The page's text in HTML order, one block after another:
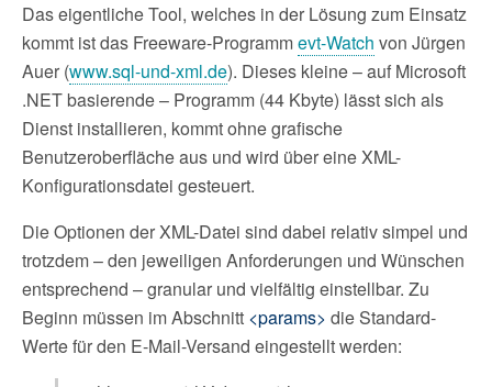
Das eigentliche Tool, welches in der Lösung zum Einsatz
kommt ist das Freeware-Programmevt-Watch von Jürgen
Auer (www.sql-und-xml.de). Dieses kleine – auf Microsoft
.NET basierende – Programm (44 Kbyte) lässt sich als
Dienst installieren, kommt ohne grafische
Benutzeroberfläche aus und wird über eine XML-
Konfigurationsdatei gesteuert.
Die Optionen der XML-Datei sind dabei relativ simpel und
trotzdem – den jeweiligen Anforderungen und Wünschen
entsprechend – granular und vielfältig einstellbar. Zu
Beginn müssen im Abschnitt <params> die Standard-
Werte für den E-Mail-Versand eingestellt werden: